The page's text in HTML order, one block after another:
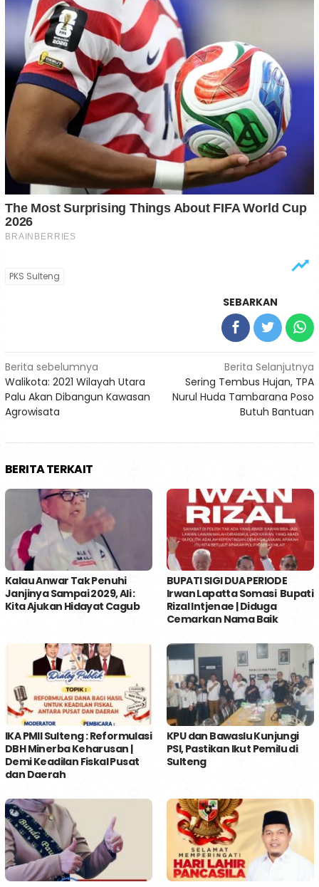
PKS Sulteng
SEBARKAN
Navigasi
pos
Berita sebelumnya
Walikota: 2021 Wilayah Utara
Palu Akan Dibangun Kawasan
Agrowisata
Berita Selanjutnya
Sering Tembus Hujan, TPA
Nurul Huda Tambarana Poso
Butuh Bantuan
BERITA TERKAIT
Kalau Anwar Tak Penuhi
Janjinya Sampai 2029, Ali :
Kita Ajukan Hidayat Cagub
BUPATI SIGI DUA PERIODE
Irwan Lapatta Somasi Bupati
Rizal Intjenae | Diduga
Cemarkan Nama Baik
IKA PMII Sulteng : Reformulasi
DBH Minerba Keharusan |
Demi Keadilan Fiskal Pusat
dan Daerah
KPU dan Bawaslu Kunjungi
PSI, Pastikan Ikut Pemilu di
Sulteng